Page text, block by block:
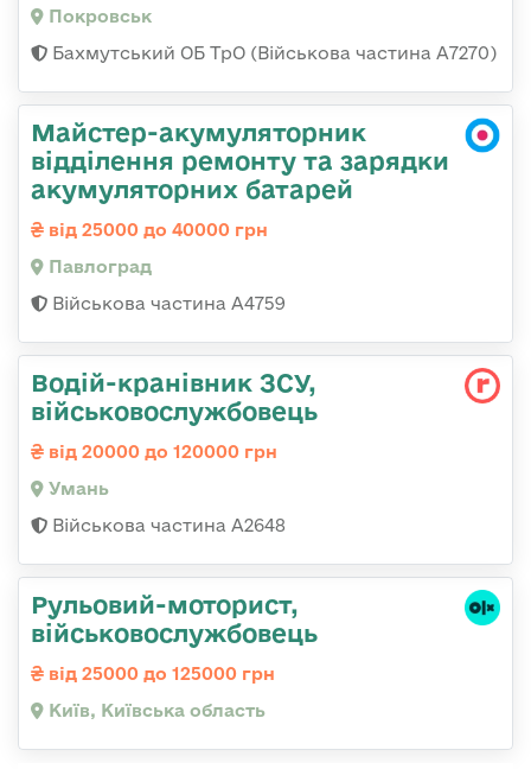
Покровськ
Бахмутський ОБ ТрО (Військова частина А7270)
Майстер-акумуляторник
відділення ремонту та зарядки
акумуляторних батарей
від 25000 до 40000 грн
Павлоград
Військова частина А4759
Водій-кранівник ЗСУ,
військовослужбовець
від 20000 до 120000 грн
Умань
Військова частина А2648
Рульовий-мотоpист,
військовослужбовець
від 25000 до 125000 грн
Київ, Київська область